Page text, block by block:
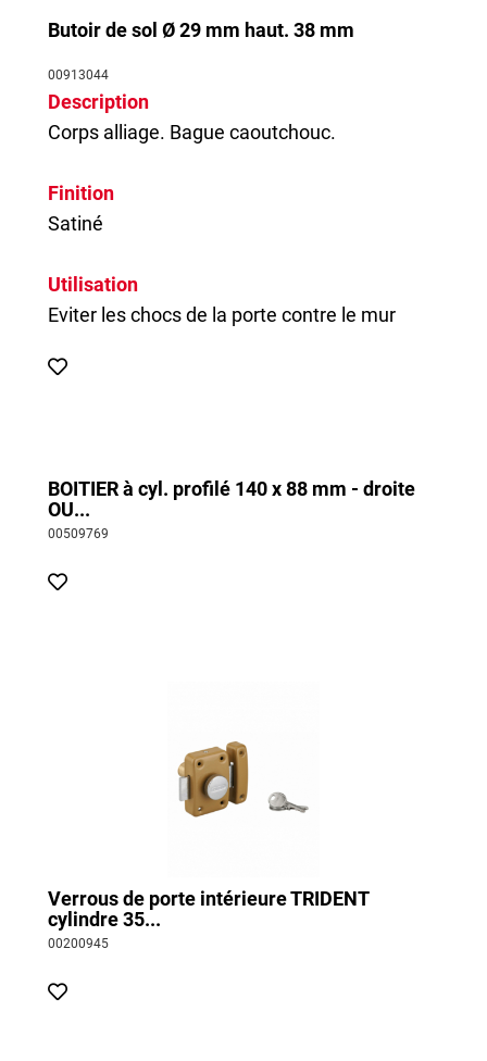
Butoir de sol Ø 29 mm haut. 38 mm
00913044
Description
Corps alliage. Bague caoutchouc.
Finition
Satiné
Utilisation
Eviter les chocs de la porte contre le mur
BOITIER à cyl. profilé 140 x 88 mm - droite
OU...
00509769
Verrous de porte intérieure TRIDENT
cylindre 35...
00200945